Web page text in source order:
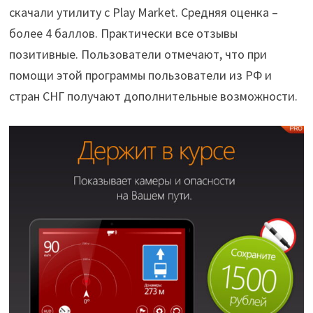
скачали утилиту с Play Market. Средняя оценка –
более 4 баллов. Практически все отзывы
позитивные. Пользователи отмечают, что при
помощи этой программы пользователи из РФ и
стран СНГ получают дополнительные возможности.